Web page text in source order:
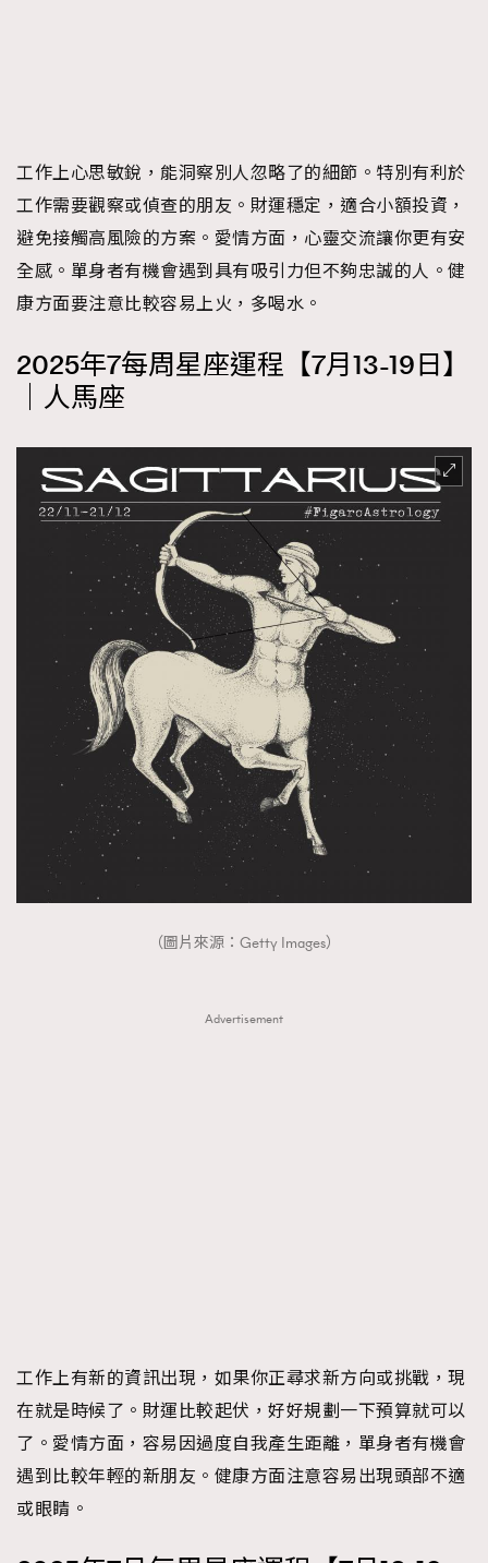
工作上心思敏銳，能洞察別人忽略了的細節。特別有利於
工作需要觀察或偵查的朋友。財運穩定，適合小額投資，
避免接觸高風險的方案。愛情方面，心靈交流讓你更有安
全感。單身者有機會遇到具有吸引力但不夠忠誠的人。健
康方面要注意比較容易上火，多喝水。
2025年7每周星座運程【7月13-19日】
｜人馬座
（圖片來源：Getty Images）
Advertisement
工作上有新的資訊出現，如果你正尋求新方向或挑戰，現
在就是時候了。財運比較起伏，好好規劃一下預算就可以
了。愛情方面，容易因過度自我產生距離，單身者有機會
遇到比較年輕的新朋友。健康方面注意容易出現頭部不適
或眼睛。